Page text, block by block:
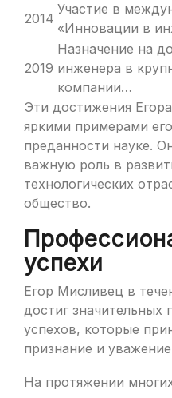
2014
Участие в
«Инновации в
2019
Назначение на
инженера в
компании…
Эти достижения
яркими примерами
преданности науке.
важную роль в
технологических
общество.
успехи
Егор Мисливец в
достиг значительных
успехов, которые
признание и
На протяжении